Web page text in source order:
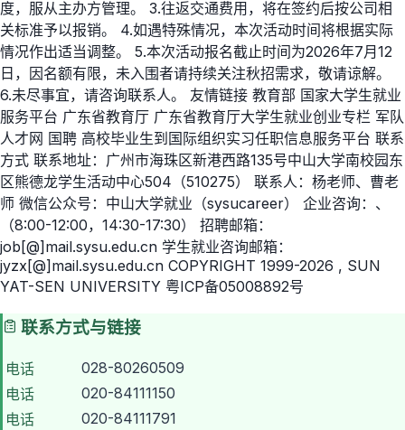
度，服从主办方管理。 3.往返交通费用，将在签约后按公司相
关标准予以报销。 4.如遇特殊情况，本次活动时间将根据实际
情况作出适当调整。 5.本次活动报名截止时间为2026年7月12
日，因名额有限，未入围者请持续关注秋招需求，敬请谅解。
6.未尽事宜，请咨询联系人。 友情链接 教育部 国家大学生就业
服务平台 广东省教育厅 广东省教育厅大学生就业创业专栏 军队
人才网 国聘 高校毕业生到国际组织实习任职信息服务平台 联系
方式 联系地址：广州市海珠区新港西路135号中山大学南校园东
区熊德龙学生活动中心504（510275） 联系人：杨老师、曹老
师 微信公众号：中山大学就业（sysucareer） 企业咨询：、
（8:00-12:00，14:30-17:30） 招聘邮箱：
job[@]mail.sysu.edu.cn 学生就业咨询邮箱：
jyzx[@]mail.sysu.edu.cn COPYRIGHT 1999-2026 , SUN
YAT-SEN UNIVERSITY 粤ICP备05008892号
联系方式与链接
电话
028-80260509
电话
020-84111150
电话
020-84111791